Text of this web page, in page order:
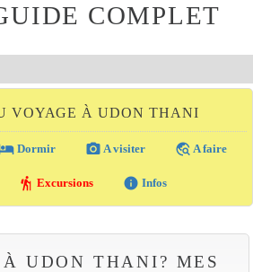
COMPLET
VOYAGE À UDON THANI
Dormir photo_camera A visiter travel_explore A faire
hiking Excursions info Infos
UDON THANI? MES